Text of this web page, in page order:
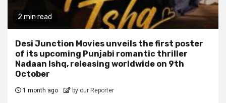
2 min read
Desi Junction Movies unveils the first poster
of its upcoming Punjabi romantic thriller
Nadaan Ishq, releasing worldwide on 9th
October
1 month ago by our Reporter